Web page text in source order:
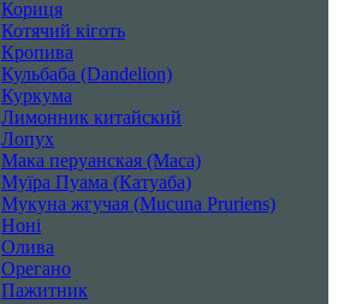
Кориця
Котячий кіготь
Кропива
Кульбаба (Dandelion)
Куркума
Лимонник китайский
Лопух
Мака перуанская (Maca)
Муїра Пуама (Катуаба)
Мукуна жгучая (Mucuna Pruriens)
Ноні
Олива
Орегано
Пажитник